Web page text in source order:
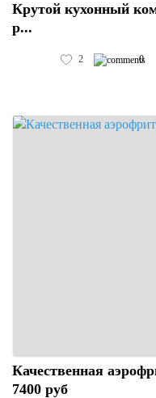
Крутой кухонный
р...
2 0
Качественная
7400 руб